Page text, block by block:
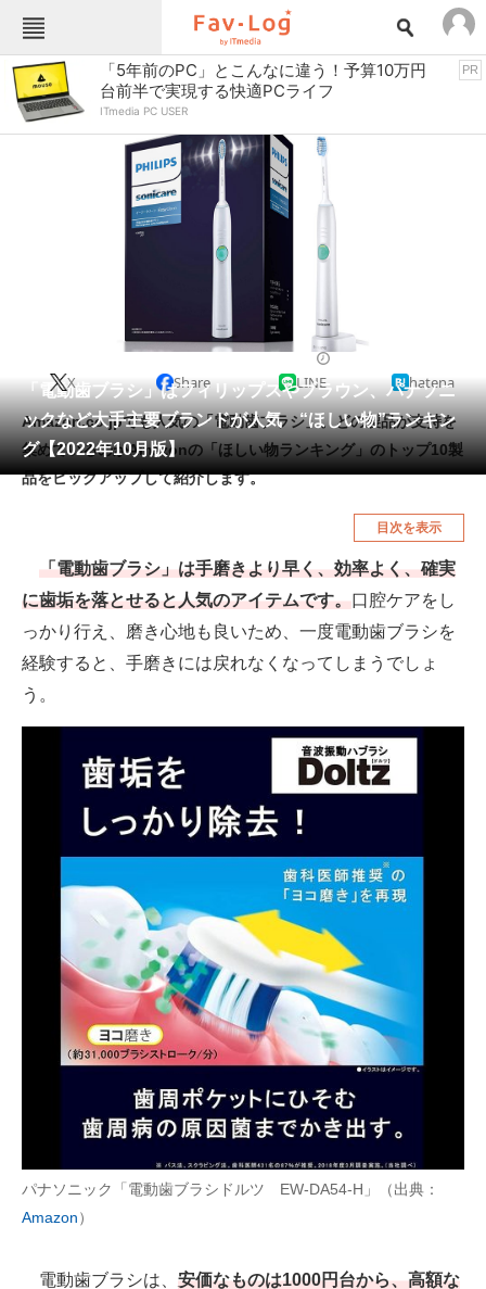
Fav-Logカテゴリー一覧
TOP アウトドア用品
インテリア・収納 おもちゃ・ホビー
キッチン家電
ゲーム
スイーツ・お菓子
スマホ・携帯電話
パソコン・タブレット ファッション
ペット 家電
工具・DIY 本・DVD・CD
生活家電 生活用品
腕時計 車・バイク
釣り具・釣り用品 食品・飲料・お酒
食器・グラス・カトラリー
メディア
ITの今と未来を見通す
スマホと通信の最新トレンド
好きが集まる 比べて選べる
ビジネスと働き方のヒント
AI活用のいまが分かる
企業ITのトレンドを詳説
経営リーダーのコミュニティ
「5年前のPC」とこんなに違う！予算10万円
台前半で実現する快適PCライフ
ITmedia PC USER
PR
「電動歯ブラシ」はフィリップスやブラウン、パナソニ
ックなど大手主要ブランドが人気 “ほしい物”ランキン
グ【2022年10月版】
X Share LINE hatena
Amazon.co.jpでも人気の「電動歯ブラシ」。どの製品が支持を
集めているのかAmazonの「ほしい物ランキング」のトップ10製
品をピックアップして紹介します。
目次を表示
「電動歯ブラシ」は手磨きより早く、効率よく、確実
に歯垢を落とせると人気のアイテムです。口腔ケアをし
っかり行え、磨き心地も良いため、一度電動歯ブラシを
経験すると、手磨きには戻れなくなってしまうでしょ
う。
パナソニック「電動歯ブラシドルツ EW-DA54-H」（出典：
Amazon）
電動歯ブラシは、 安価なものは1000円台から、高額な